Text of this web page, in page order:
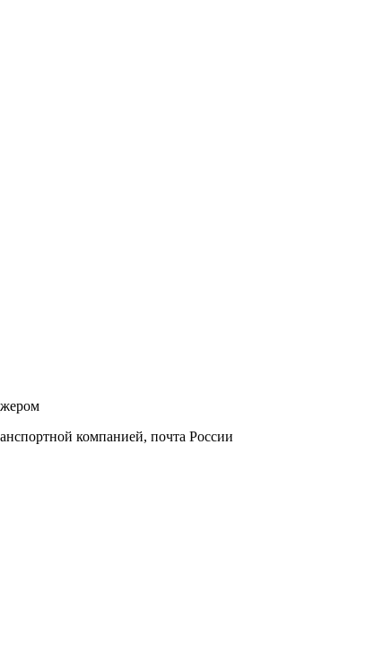
компанией, почта России